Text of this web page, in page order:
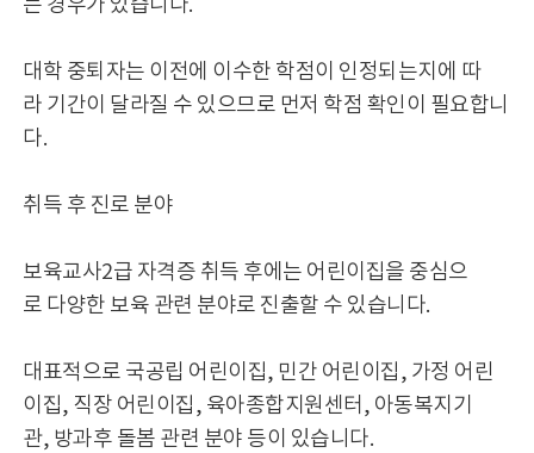
는 경우가 있습니다.
대학 중퇴자는 이전에 이수한 학점이 인정되는지에 따
라 기간이 달라질 수 있으므로 먼저 학점 확인이 필요합니
다.
취득 후 진로 분야
보육교사2급 자격증 취득 후에는 어린이집을 중심으
로 다양한 보육 관련 분야로 진출할 수 있습니다.
대표적으로 국공립 어린이집, 민간 어린이집, 가정 어린
이집, 직장 어린이집, 육아종합지원센터, 아동복지기
관, 방과후 돌봄 관련 분야 등이 있습니다.